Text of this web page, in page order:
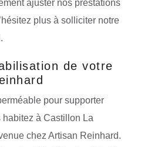
ajuster nos prestations
plus à solliciter notre
de votre
pour supporter
habitez à Castillon La
chez Artisan Reinhard.